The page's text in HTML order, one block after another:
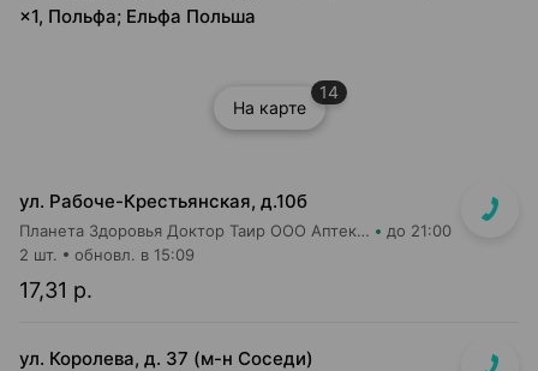
×1, Польфа; Ельфа Польша
На карте
14
ул. Рабоче-Крестьянская, д.10б
Планета Здоровья Доктор Таир ООО Аптека №29 до 21:00
17,31 р.
2 шт. обновл. в 15:09
ул. Королева, д. 37 (м-н Соседи)